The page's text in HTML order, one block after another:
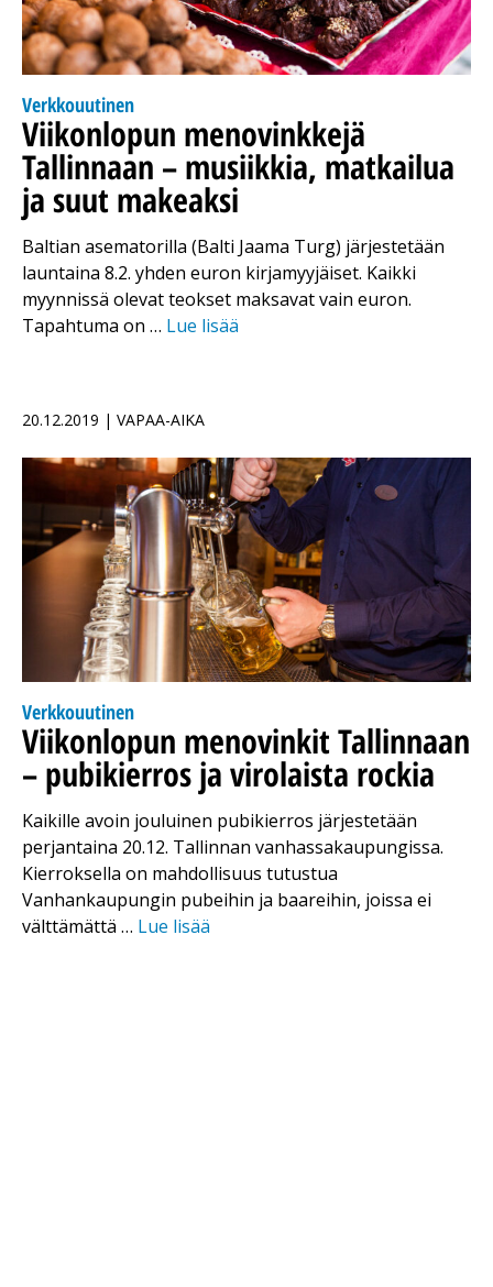
Verkkouutinen
Viikonlopun menovinkkejä
Tallinnaan – musiikkia, matkailua
ja suut makeaksi
Baltian asematorilla (Balti Jaama Turg) järjestetään
launtaina 8.2. yhden euron kirjamyyjäiset. Kaikki
myynnissä olevat teokset maksavat vain euron.
Tapahtuma on … Lue lisää
20.12.2019 | VAPAA-AIKA
Verkkouutinen
Viikonlopun menovinkit Tallinnaan
– pubikierros ja virolaista rockia
Kaikille avoin jouluinen pubikierros järjestetään
perjantaina 20.12. Tallinnan vanhassakaupungissa.
Kierroksella on mahdollisuus tutustua
Vanhankaupungin pubeihin ja baareihin, joissa ei
välttämättä … Lue lisää